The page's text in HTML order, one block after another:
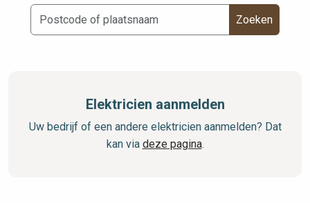
Zoeken
Elektricien aanmelden
Uw bedrijf of een andere elektricien aanmelden? Dat
kan via deze pagina.